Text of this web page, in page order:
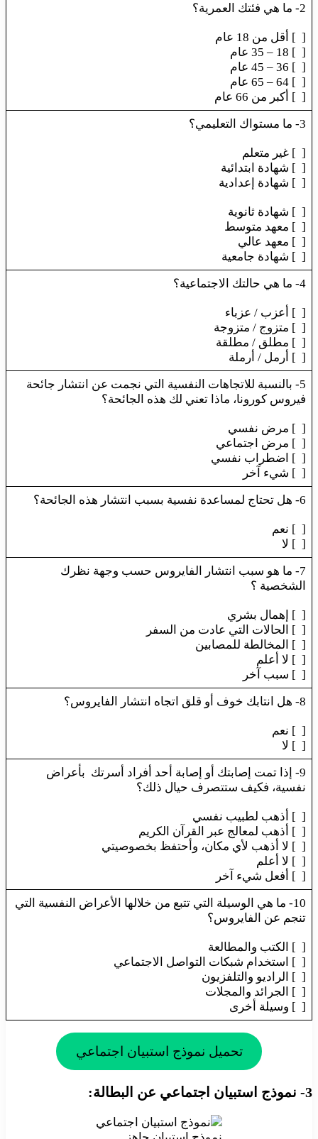
2- ما هي فئتك العمرية؟
[ ] أقل من 18 عام
[ ] 18 – 35 عام
[ ] 36 – 45 عام
[ ] 64 – 65 عام
[ ] أكبر من 66 عام
3- ما مستواك التعليمي؟
[ ] غير متعلم
[ ] شهادة ابتدائية
[ ] شهادة إعدادية
[ ] شهادة ثانوية
[ ] معهد متوسط
[ ] معهد عالي
[ ] شهادة جامعية
4- ما هي حالتك الاجتماعية؟
[ ] أعزب / عزباء
[ ] متزوج / متزوجة
[ ] مطلق / مطلقة
[ ] أرمل / أرملة
5- بالنسبة للاتجاهات النفسية التي نجمت عن انتشار جائحة
فيروس كورونا، ماذا تعني لك هذه الجائحة؟
[ ] مرض نفسي
[ ] مرض اجتماعي
[ ] اضطراب نفسي
[ ] شيء آخر
6- هل تحتاج لمساعدة نفسية بسبب انتشار هذه الجائحة؟
[ ] نعم
[ ] لا
7- ما هو سبب انتشار الفايروس حسب وجهة نظرك
الشخصية ؟
[ ] إهمال بشري
[ ] الحالات التي عادت من السفر
[ ] المخالطة للمصابين
[ ] لا أعلم
[ ] سبب آخر
8- هل انتابك خوف أو قلق اتجاه انتشار الفايروس؟
[ ] نعم
[ ] لا
9- إذا تمت إصابتك أو إصابة أحد أفراد أسرتك بأعراض
نفسية، فكيف ستتصرف حيال ذلك؟
[ ] أذهب لطبيب نفسي
[ ] أذهب لمعالج عبر القرآن الكريم
[ ] لا أذهب لأي مكان، وأحتفظ بخصوصيتي
[ ] لا أعلم
[ ] أفعل شيء آخر
10- ما هي الوسيلة التي تتبع من خلالها الأعراض النفسية التي
تنجم عن الفايروس؟
[ ] الكتب والمطالعة
[ ] استخدام شبكات التواصل الاجتماعي
[ ] الراديو والتلفزيون
[ ] الجرائد والمجلات
[ ] وسيلة أخرى
تحميل نموذج استبيان اجتماعي
3- نموذج استبيان اجتماعي عن البطالة: